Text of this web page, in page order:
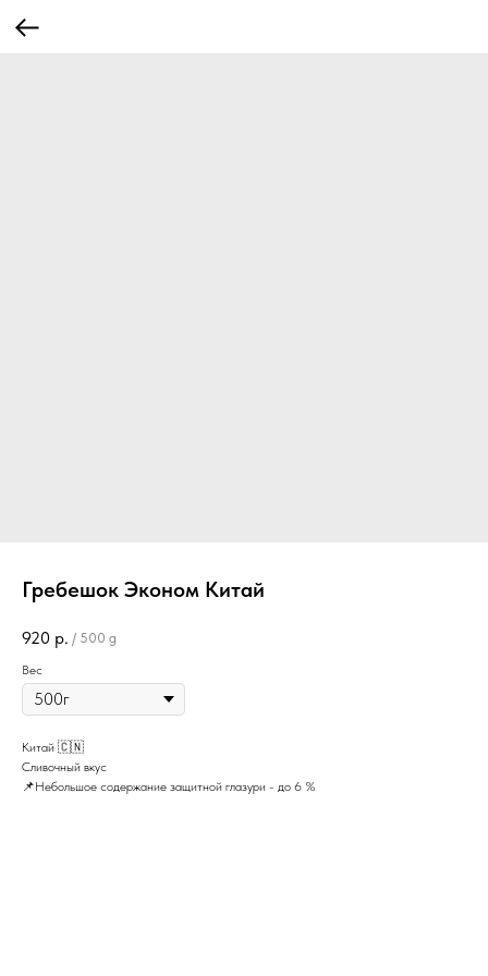
Гребешок Эконом Китай
920 р. / 500 g
Вес
Китай 🇨🇳
Сливочный вкус
📌Небольшое содержание защитной глазури - до 6 %